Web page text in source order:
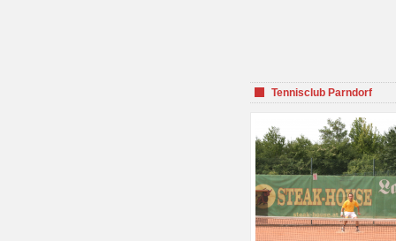
Tennisclub Parndorf